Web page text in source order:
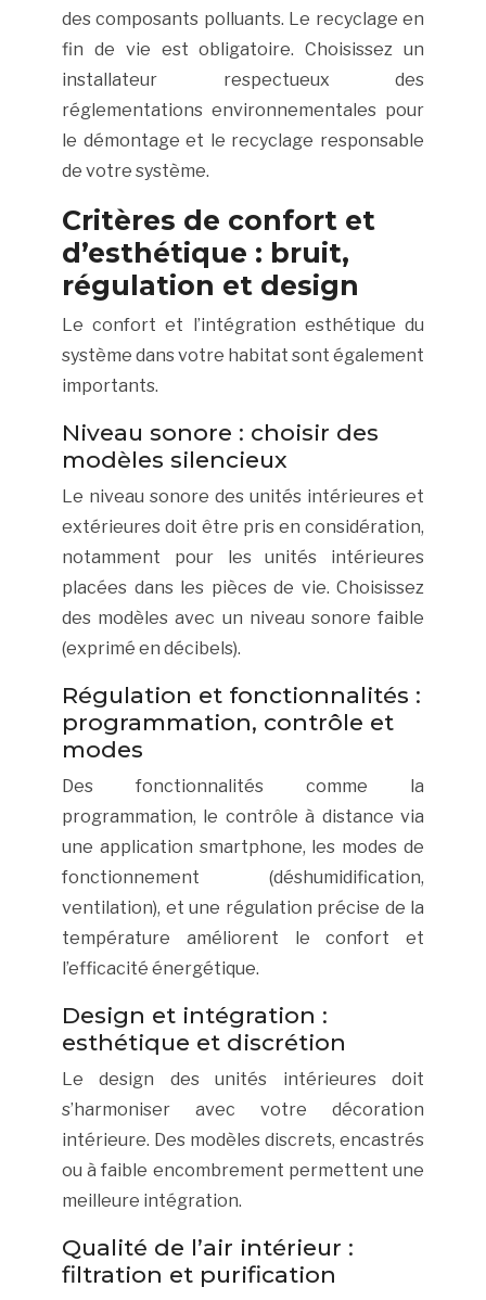
des composants polluants. Le recyclage en
fin de vie est obligatoire. Choisissez un
installateur respectueux des
réglementations environnementales pour
le démontage et le recyclage responsable
de votre système.
Critères de confort et
d’esthétique : bruit,
régulation et design
Le confort et l’intégration esthétique du
système dans votre habitat sont également
importants.
Niveau sonore : choisir des
modèles silencieux
Le niveau sonore des unités intérieures et
extérieures doit être pris en considération,
notamment pour les unités intérieures
placées dans les pièces de vie. Choisissez
des modèles avec un niveau sonore faible
(exprimé en décibels).
Régulation et fonctionnalités :
programmation, contrôle et
modes
Des fonctionnalités comme la
programmation, le contrôle à distance via
une application smartphone, les modes de
fonctionnement (déshumidification,
ventilation), et une régulation précise de la
température améliorent le confort et
l’efficacité énergétique.
Design et intégration :
esthétique et discrétion
Le design des unités intérieures doit
s’harmoniser avec votre décoration
intérieure. Des modèles discrets, encastrés
ou à faible encombrement permettent une
meilleure intégration.
Qualité de l’air intérieur :
filtration et purification